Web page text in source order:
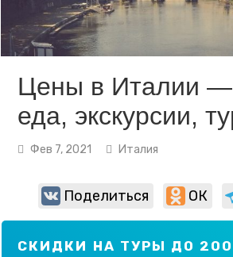
Цены в Италии —
еда, экскурсии,
Фев 7, 2021 Италия
Поделиться ОК
СКИДКИ НА ТУРЫ ДО